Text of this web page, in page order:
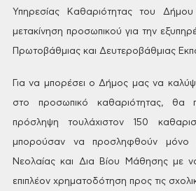
Υπηρεσίας Καθαριότητας του
μετακίνηση προσωπικού για την
Πρωτοβάθμιας και Δευτεροβάθμιας
Για να μπορέσει ο Δήμος μας να
στο προσωπικό καθαριότητας,θα
πρόσληψη τουλάχιστον 150
μπορούσαν να προσληφθούν μόνο
Νεολαίας και Δια Βίου Μάθησης με
επιπλέον χρηματοδότηση προς τις